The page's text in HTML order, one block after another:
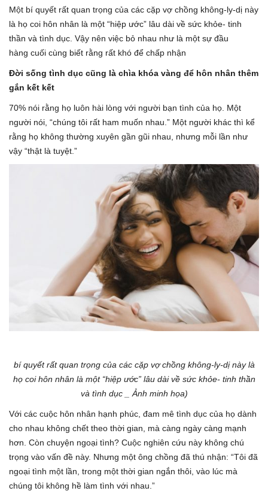
Một bí quyết rất quan trọng của các cặp vợ chồng không-ly-dị này
là họ coi hôn nhân là một “hiệp ước” lâu dài về sức khỏe- tinh
thần và tình dục. Vậy nên việc bỏ nhau như là một sự đầu
hàng cuối cùng biết rằng rất khó để chấp nhận
Đời sống tình dục cũng là chìa khóa vàng để hôn nhân thêm
gắn kết kết
70% nói rằng họ luôn hài lòng với người bạn tình của họ. Một
người nói, “chúng tôi rất ham muốn nhau.” Một người khác thì kể
rằng họ không thường xuyên gần gũi nhau, nhưng mỗi lần như
vậy “thật là tuyệt.”
bí quyết rất quan trọng của các cặp vợ chồng không-ly-dị này là
họ coi hôn nhân là một “hiệp ước” lâu dài về sức khỏe- tinh thần
và tình dục _ Ảnh minh họa)
Với các cuộc hôn nhân hạnh phúc, đam mê tình dục của họ dành
cho nhau không chết theo thời gian, mà càng ngày càng mạnh
hơn. Còn chuyện ngoại tình? Cuộc nghiên cứu này không chú
trọng vào vấn đề này. Nhưng một ông chồng đã thú nhận: “Tôi đã
ngoại tình một lần, trong một thời gian ngắn thôi, vào lúc mà
chúng tôi không hề làm tình với nhau.”